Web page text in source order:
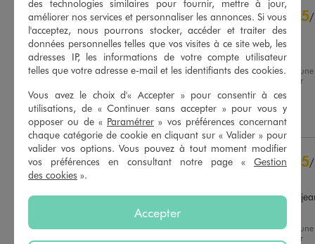
4.6/5
contrôle
Voir tous les avis sur ce site
5étoiles
5
4étoiles
3
3étoiles
0
2étoiles
1étoile 0
Trier les avis
5/
Avis vérifié et récompensé
tres bien
Avis du14/07/2026 , suite à une
par
Utile(0) Signaler
5/
simple et efficace, avec un
Avis du12/07/2026 , suite à une
par
des technologies similaires pour fournir, mettre à jour,
améliorer nos services et personnaliser les annonces. Si vous
l'acceptez, nous pourrons stocker, accéder et traiter des
données personnelles telles que vos visites à ce site web, les
adresses IP, les informations de votre compte utilisateur
telles que votre adresse e-mail et les identifiants des cookies.
Vous avez le choix d'« Accepter » pour consentir à ces
utilisations, de « Continuer sans accepter » pour vous y
opposer ou de « Paramétrer » vos préférences concernant
chaque catégorie de cookie en cliquant sur « Valider » pour
valider vos options. Vous pouvez à tout moment modifier
vos préférences en consultant notre page « Gestion
des cookies ».
Accepter